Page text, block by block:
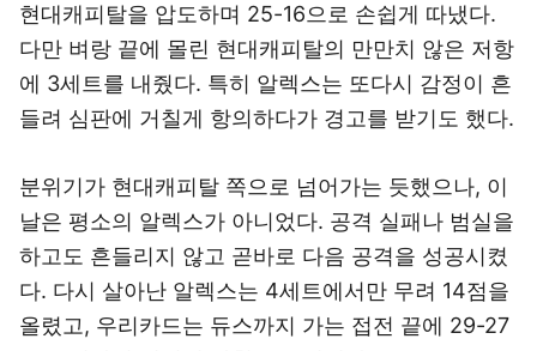
현대캐피탈을 압도하며 25-16으로 손쉽게 따냈다.
다만 벼랑 끝에 몰린 현대캐피탈의 만만치 않은 저항
에 3세트를 내줬다. 특히 알렉스는 또다시 감정이 흔
들려 심판에 거칠게 항의하다가 경고를 받기도 했다.
분위기가 현대캐피탈 쪽으로 넘어가는 듯했으나, 이
날은 평소의 알렉스가 아니었다. 공격 실패나 범실을
하고도 흔들리지 않고 곧바로 다음 공격을 성공시켰
다. 다시 살아난 알렉스는 4세트에서만 무려 14점을
올렸고, 우리카드는 듀스까지 가는 접전 끝에 29-27